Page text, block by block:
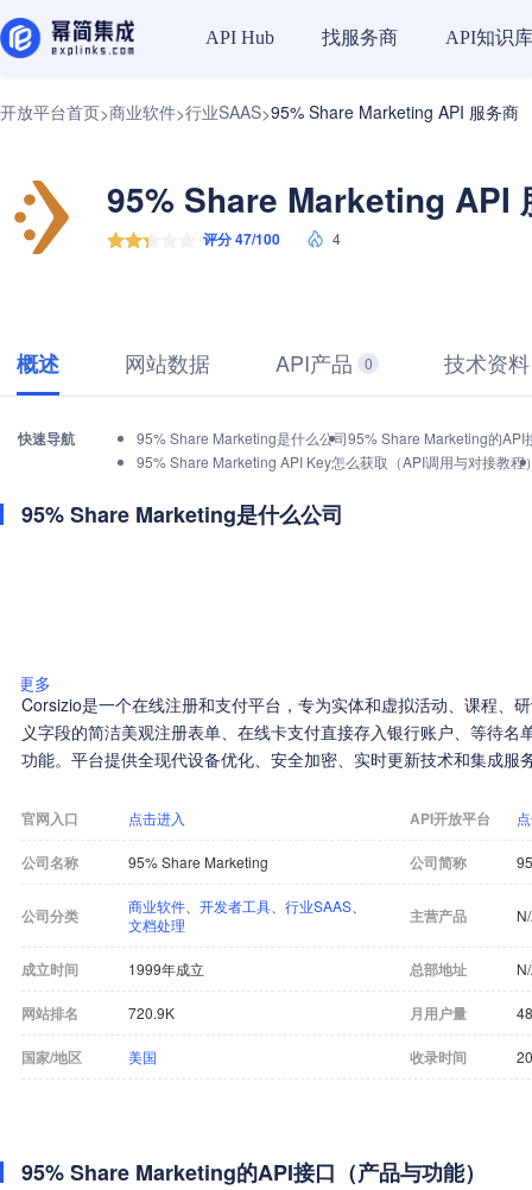
API Hub 找服务商 API知识库
开放平台首页>商业软件>行业SAAS>95% Share Marketing API 服务商
95% Share Marketing API
评分 47/100 4
概述 网站数据 API产品 0 技术资料
快速导航 95% Share Marketing是什么公司95% Share Marketing的API
95% Share Marketing API Key怎么获取（API调用与对接教程
95% Share Marketing是什么公司
更多
Corsizio是一个在线注册和支付平台，专为实体和虚拟活动、课程、
义字段的简洁美观注册表单、在线卡支付直接存入银行账户、等待名
功能。平台提供全现代设备优化、安全加密、实时更新技术和集成服
官网入口 点击进入 API开放平台
公司名称 95% Share Marketing 公司简称
公司分类 商业软件 开发者工具 行业SAAS
文档处理
主营产品
成立时间 1999年成立 总部地址
网站排名 720.9K 月用户量
国家/地区 美国 收录时间
95% Share Marketing的API接口（产品与功能）